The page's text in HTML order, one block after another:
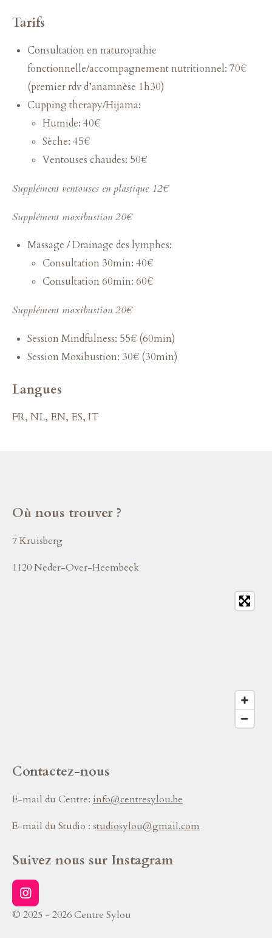
Tarifs
Consultation en naturopathie
fonctionnelle/accompagnement nutritionnel: 70€
(premier rdv d’anamnèse 1h30)
Cupping therapy/Hijama:
Humide: 40€
Sèche: 45€
Ventouses chaudes: 50€
Supplément ventouses en plastique 12€
Supplément moxibustion 20€
Massage / Drainage des lymphes:
Consultation 30min: 40€
Consultation 60min: 60€
Supplément moxibustion 20€
Session Mindfulness: 55€ (60min)
Session Moxibustion: 30€ (30min)
Langues
FR, NL, EN, ES, IT
Où nous trouver ?
7 Kruisberg
1120 Neder-Over-Heembeek
Contactez-nous
E-mail du Centre: info@centresylou.be
E-mail du Studio : studiosylou@gmail.com
Suivez nous sur Instagram
I
n
s
© 2025 - 2026 Centre Sylou